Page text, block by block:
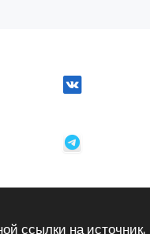
ссылки на источник.